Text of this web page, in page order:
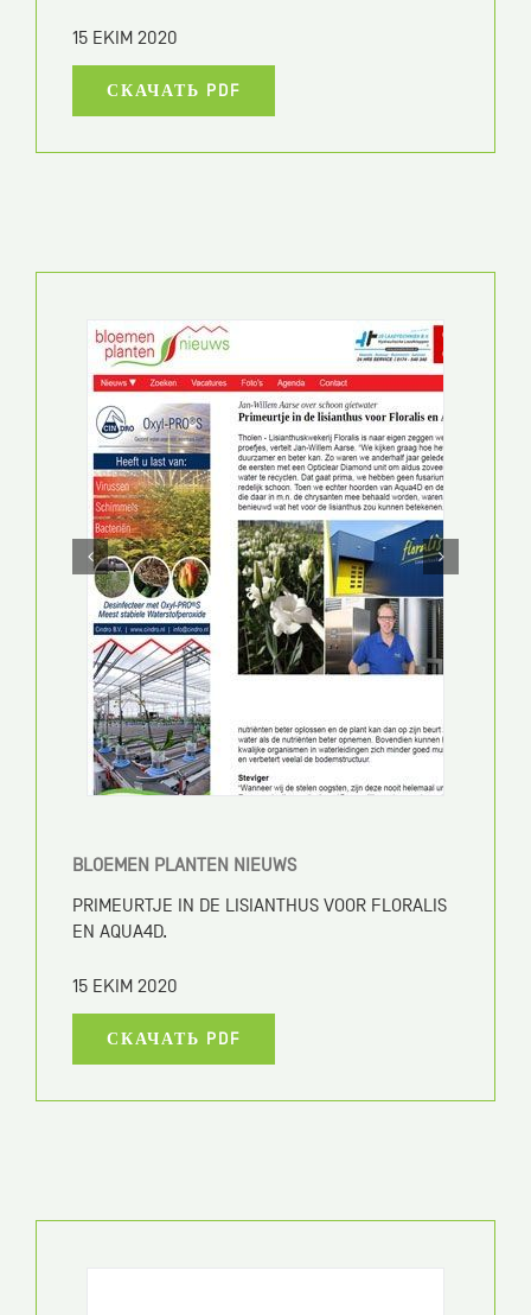
15 EKIM 2020
СКАЧАТЬ PDF
BLOEMEN PLANTEN NIEUWS
PRIMEURTJE IN DE LISIANTHUS VOOR FLORALIS
EN AQUA4D.
15 EKIM 2020
СКАЧАТЬ PDF